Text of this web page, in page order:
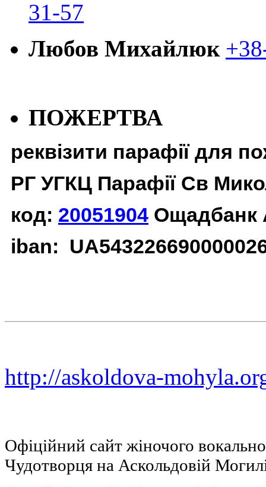
31-57
Любов Михайлюк
ПОЖЕРТВА
реквізити парафії для
РГ УГКЦ Парафії Св
код: 20051904 Ощадбанк
iban:
http://askoldova-
Офіційний сайт жіночого
Чудотворця на Аскольдовій